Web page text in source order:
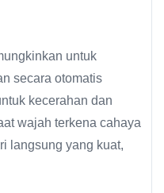
untuk
secara otomatis
kecerahan dan
wajah terkena cahaya
langsung yang kuat,